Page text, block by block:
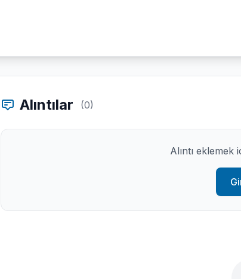
Alıntılar (0)
Alıntı eklemek